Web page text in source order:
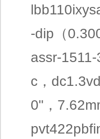
-dip（
assr-
c，
0"，